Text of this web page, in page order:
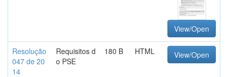
View/Open
Resolução
047 de 20
14
Requisitos d
o PSE
180 B HTML View/Open